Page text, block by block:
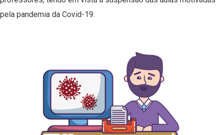
pela pandemia da Covid-19.